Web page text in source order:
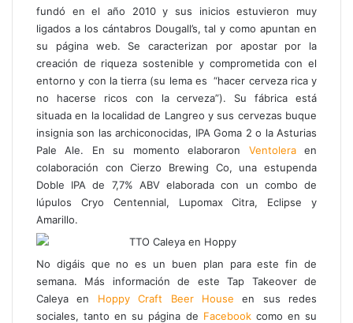
fundó en el año 2010 y sus inicios estuvieron muy
ligados a los cántabros Dougall’s, tal y como apuntan en
su página web. Se caracterizan por apostar por la
creación de riqueza sostenible y comprometida con el
entorno y con la tierra (su lema es “hacer cerveza rica y
no hacerse ricos con la cerveza”). Su fábrica está
situada en la localidad de Langreo y sus cervezas buque
insignia son las archiconocidas, IPA Goma 2 o la Asturias
Pale Ale. En su momento elaboraron Ventoleraen
colaboración con Cierzo Brewing Co, una estupenda
Doble IPA de 7,7% ABV elaborada con un combo de
lúpulos Cryo Centennial, Lupomax Citra, Eclipse y
Amarillo.
No digáis que no es un buen plan para este fin de
semana. Más información de este Tap Takeover de
Caleya en Hoppy Craft Beer House en sus redes
sociales, tanto en su página de Facebookcomo en su